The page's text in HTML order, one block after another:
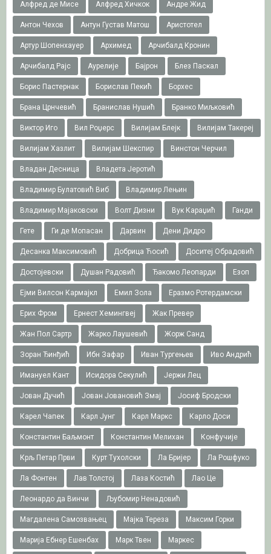
Алфред де Мисе Алфред Хичкок Андре Жид
Антон Чехов Антун Густав Матош Аристотел
Артур Шопенхауер Архимед Арчибалд Кронин
Арчибалд Рајс Аурелије Бајрон Блез Паскал
Борис Пастернак Борислав Пекић Борхес
Брана Црнчевић Бранислав Нушић Бранко Миљковић
Виктор Иго Вил Роџерс Вилијам Блејк Вилијам Такереj
Вилијам Хазлит Вилијам Шекспир Винстон Черчил
Владан Десница Владета Јеротић
Владимир Булатовић Виб Владимир Лењин
Владимир Мајаковски Волт Дизни Вук Караџић Ганди
Гете Ги де Мопасан Дарвин Дени Дидро
Десанка Максимовић Добрица Ћосић Доситеј Обрадовић
Достојевски Душан Радовић Ђакомо Леопарди Езоп
Ејми Вилсон Кармајкл Емил Зола Еразмо Ротердамски
Ерих Фром Ернест Хемингвеј Жак Превер
Жан Пол Сартр Жарко Лаушевић Жорж Санд
Зоран Ђинђић Ибн Зафар Иван Тургењев Иво Андрић
Имануел Кант Исидора Секулић Јержи Лец
Јован Дучић Јован Јовановић Змај Јосиф Бродски
Карел Чапек Карл Јунг Карл Маркс Карло Доси
Константин Баљмонт Константин Мелихан Конфучије
Крљ Петар Први Курт Тухолски Ла Бријер Ла Рошфуко
Ла Фонтен Лав Толстој Лаза Костић Лао Це
Леонардо да Винчи Љубомир Ненадовић
Магдалена Самозвањец Мајка Тереза Максим Горки
Марија Ебнер Ешенбах Марк Твен Маркес